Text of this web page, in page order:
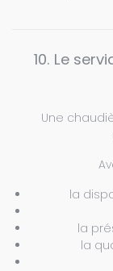
10. Le
Une
la
la
la